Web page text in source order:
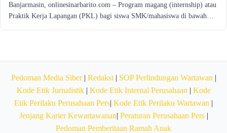
Banjarmasin, onlinesinarbarito.com – Program magang (internship) atau
Praktik Kerja Lapangan (PKL) bagi siswa SMK/mahasiswa di bawah…
Pedoman Media Siber| Redaksi | SOP Perlindungan Wartawan |
Kode Etik Jurnalistik| Kode Etik Internal Perusahaan | Kode
Etik Perilaku Perusahaan Pers| Kode Etik Perilaku Wartawan |
Jenjang Karier Kewartawanan| Peraturan Perusahaan Pers|
Pedoman Pemberitaan Ramah Anak